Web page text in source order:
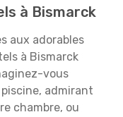
à Bismarck
aux adorables
à Bismarck
vous
admirant
chambre, ou